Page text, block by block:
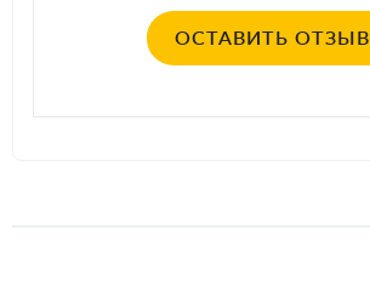
ОСТАВИТЬ ОТЗЫВ